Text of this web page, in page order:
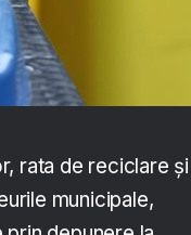
rata de reciclare și
municipale,